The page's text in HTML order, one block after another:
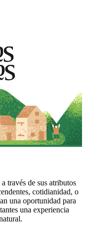
través de sus atributos
cotidianidad, o
una oportunidad para
una experiencia